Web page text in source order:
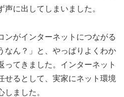
に出してしまいました。
ンがインターネットにつながる
なん？」と、やっぱりよくわか
ってきました。インターネット
せるとして、実家にネット環境
ました。